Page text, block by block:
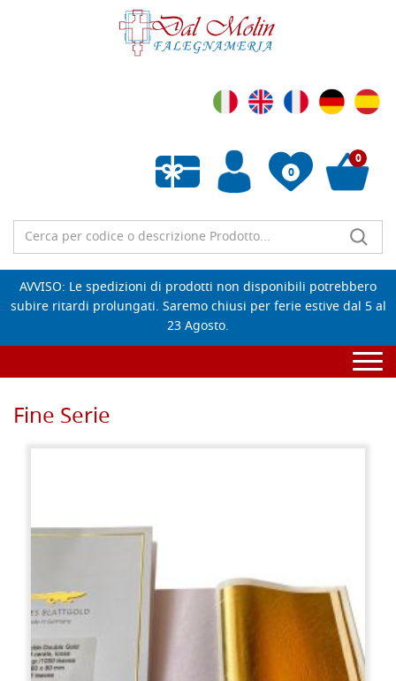
0
Wishlist vuota
0
AVVISO: Le spedizioni di prodotti non disponibili potrebbero
subire ritardi prolungati. Saremo chiusi per ferie estive dal 5 al
23 Agosto.
Fine Serie